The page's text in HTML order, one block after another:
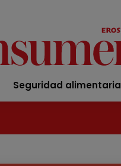
Seguridad alimentaria